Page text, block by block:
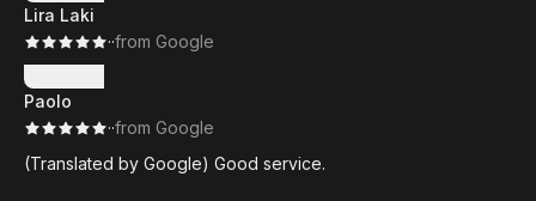
Lira Laki
··from Google
Show more
Paolo
··from Google
(Translated by Google) Good service.